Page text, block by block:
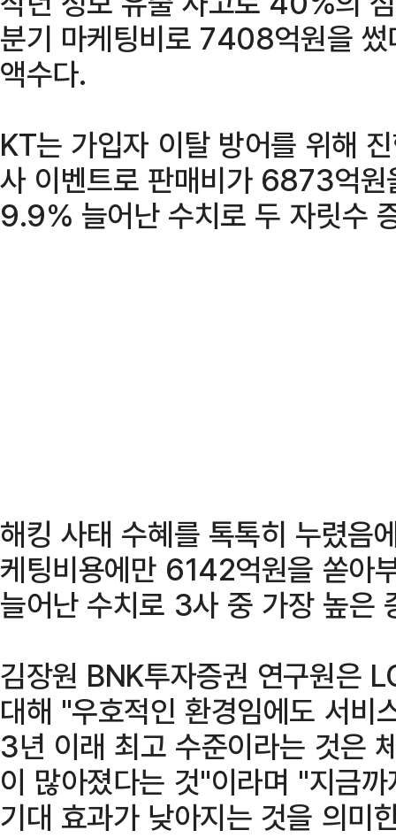
분기 마케팅비로 7408억원을
액수다.
KT는 가입자 이탈 방어를 위해
사 이벤트로 판매비가 6873억
9.9% 늘어난 수치로 두 자릿수
해킹 사태 수혜를 톡톡히 누렸음
케팅비용에만 6142억원을 쏟아
늘어난 수치로 3사 중 가장 높은
김장원 BNK투자증권 연구원은
대해 "우호적인 환경임에도 서비
3년 이래 최고 수준이라는 것은
이 많아졌다는 것"이라며 "지금
기대 효과가 낮아지는 것을 의미